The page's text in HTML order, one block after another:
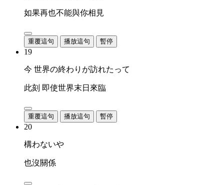
如果再也不能與你相見
重覆這句 播放這句 暫停
19
今 世界の終わりが訪れたって
此刻 即使世界末日來臨
重覆這句 播放這句 暫停
20
構わないや
也沒關係